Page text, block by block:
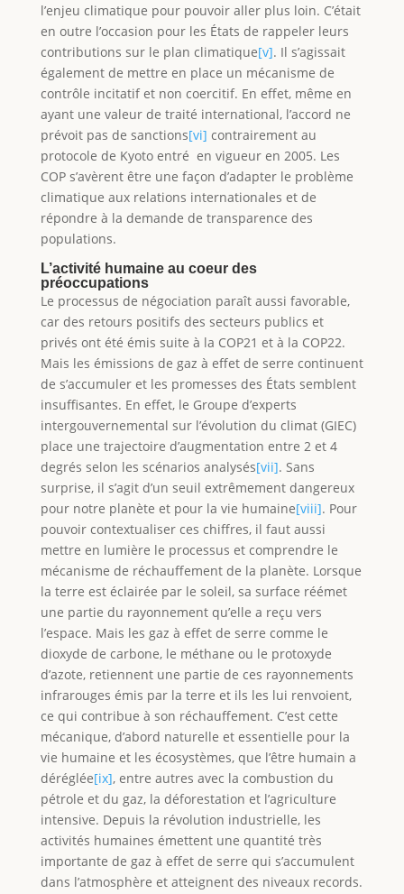
l’enjeu climatique pour pouvoir aller plus loin. C’était
en outre l’occasion pour les États de rappeler leurs
contributions sur le plan climatique[v]. Il s’agissait
également de mettre en place un mécanisme de
contrôle incitatif et non coercitif. En effet, même en
ayant une valeur de traité international, l’accord ne
prévoit pas de sanctions[vi] contrairement au
protocole de Kyoto entré en vigueur en 2005. Les
COP s’avèrent être une façon d’adapter le problème
climatique aux relations internationales et de
répondre à la demande de transparence des
populations.
L’activité humaine au coeur des
préoccupations
Le processus de négociation paraît aussi favorable,
car des retours positifs des secteurs publics et
privés ont été émis suite à la COP21 et à la COP22.
Mais les émissions de gaz à effet de serre continuent
de s’accumuler et les promesses des États semblent
insuffisantes. En effet, le Groupe d’experts
intergouvernemental sur l’évolution du climat (GIEC)
place une trajectoire d’augmentation entre 2 et 4
degrés selon les scénarios analysés[vii]. Sans
surprise, il s’agit d’un seuil extrêmement dangereux
pour notre planète et pour la vie humaine[viii]. Pour
pouvoir contextualiser ces chiffres, il faut aussi
mettre en lumière le processus et comprendre le
mécanisme de réchauffement de la planète. Lorsque
la terre est éclairée par le soleil, sa surface réémet
une partie du rayonnement qu’elle a reçu vers
l’espace. Mais les gaz à effet de serre comme le
dioxyde de carbone, le méthane ou le protoxyde
d’azote, retiennent une partie de ces rayonnements
infrarouges émis par la terre et ils les lui renvoient,
ce qui contribue à son réchauffement. C’est cette
mécanique, d’abord naturelle et essentielle pour la
vie humaine et les écosystèmes, que l’être humain a
déréglée[ix], entre autres avec la combustion du
pétrole et du gaz, la déforestation et l’agriculture
intensive. Depuis la révolution industrielle, les
activités humaines émettent une quantité très
importante de gaz à effet de serre qui s’accumulent
dans l’atmosphère et atteignent des niveaux records.